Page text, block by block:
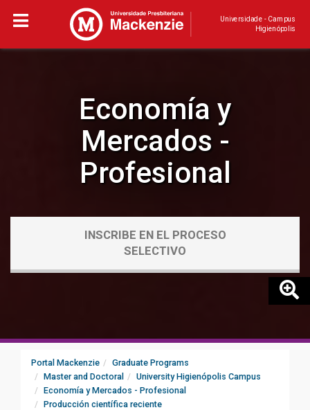
Universidade - Campus
Higienópolis
Economía y
Mercados -
Profesional
INSCRIBE EN EL PROCESO
SELECTIVO
Portal Mackenzie
Graduate Programs
Master and Doctoral
University Higienópolis Campus
Economía y Mercados - Profesional
Producción científica reciente